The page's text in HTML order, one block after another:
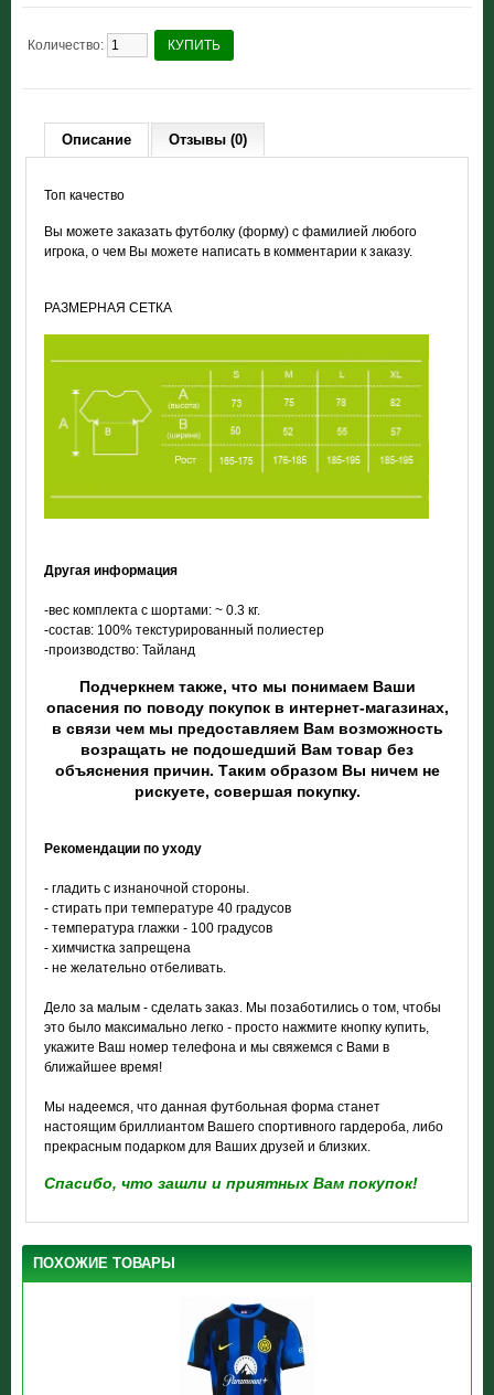
Количество: КУПИТЬ
Описание Отзывы (0)
Топ качество
Вы можете заказать футболку (форму) с фамилией любого
игрока, о чем Вы можете написать в комментарии к заказу.
РАЗМЕРНАЯ СЕТКА
Другая информация
-вес комплекта с шортами: ~ 0.3 кг.
-состав: 100% текстурированный полиестер
-производство: Тайланд
Подчеркнем также, что мы понимаем Ваши
опасения по поводу покупок в интернет-магазинах,
в связи чем мы предоставляем Вам возможность
возращать не подошедший Вам товар без
объяснения причин. Таким образом Вы ничем не
рискуете, совершая покупку.
Рекомендации по уходу
- гладить с изнаночной стороны.
- стирать при температуре 40 градусов
- температура глажки - 100 градусов
- химчистка запрещена
- не желательно отбеливать.
Дело за малым - сделать заказ. Мы позаботились о том, чтобы
это было максимально легко - просто нажмите кнопку купить,
укажите Ваш номер телефона и мы свяжемся с Вами в
ближайшее время!
Мы надеемся, что данная футбольная форма станет
настоящим бриллиантом Вашего спортивного гардероба, либо
прекрасным подарком для Ваших друзей и близких.
Спасибо, что зашли и приятных Вам покупок!
ПОХОЖИЕ ТОВАРЫ